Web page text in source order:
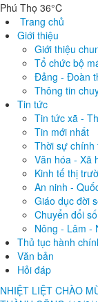
Phú Thọ 36°C
Trang chủ
Giới thiệu
Giới thiệu
Tổ chức bộ
Đảng - Đoàn
Thông tin
Tin tức
Tin tức xã -
Tin mới nhất
Thời sự chính
Văn hóa - Xã
Kinh tế thị
An ninh -
Giáo dục đời
Chuyển đổi số
Nông - Lâm -
Thủ tục hành
Văn bản
Hỏi đáp
NHIỆT LIỆT CHÀO